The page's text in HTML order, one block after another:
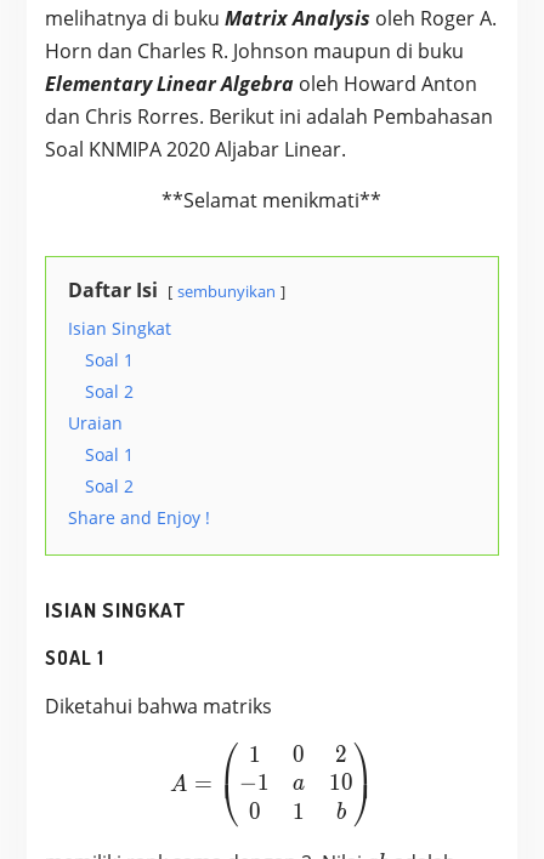
melihatnya di buku Matrix Analysis oleh Roger A.
Horn dan Charles R. Johnson maupun di buku
Elementary Linear Algebraoleh Howard Anton
dan Chris Rorres. Berikut ini adalah Pembahasan
Soal KNMIPA 2020 Aljabar Linear.
**Selamat menikmati**
Daftar Isi sembunyikan
Isian Singkat
Soal 1
Soal 2
Uraian
Soal 1
Soal 2
Share and Enjoy !
ISIAN SINGKAT
SOAL 1
Diketahui bahwa matriks
A = \begin{pmatrix} 1
A = ⎝
⎜
⎛ 1
−1
0
0
a
1
2
10
b ⎠
⎟
⎞